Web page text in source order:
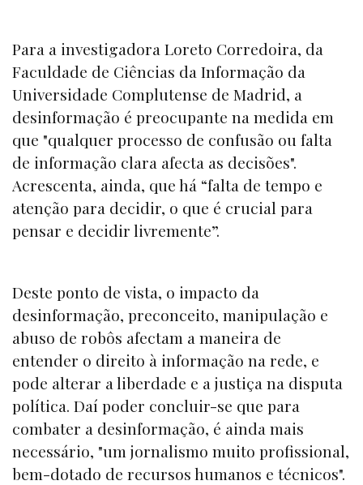
Para a investigadora Loreto Corredoira, da
Faculdade de Ciências da Informação da
Universidade Complutense de Madrid, a
desinformação é preocupante na medida em
que "qualquer processo de confusão ou falta
de informação clara afecta as decisões".
Acrescenta, ainda, que há “falta de tempo e
atenção para decidir, o que é crucial para
pensar e decidir livremente”.
Deste ponto de vista, o impacto da
desinformação, preconceito, manipulação e
abuso de robôs afectam a maneira de
entender o direito à informação na rede, e
pode alterar a liberdade e a justiça na disputa
política. Daí poder concluir-se que para
combater a desinformação, é ainda mais
necessário, "um jornalismo muito profissional,
bem-dotado de recursos humanos e técnicos".